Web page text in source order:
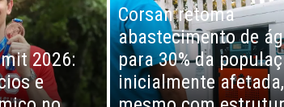
2026:
e
Corsan retoma
abastecimento de
para 30% da
inicialmente afetada,